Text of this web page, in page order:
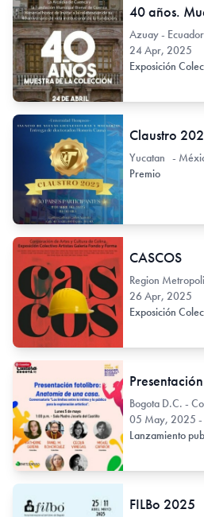
Azuay - Ecuador
24 Apr, 2025
Exposición
Claustro
Yucatan -
Premio
CASCOS
Region
26 Apr, 2025
Exposición
Bogota D.C. -
05 May, 2025
Lanzamiento
FILBo 2025